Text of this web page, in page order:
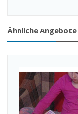
Ähnliche Angebote